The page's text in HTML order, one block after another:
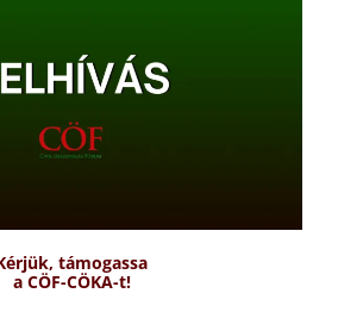
támogassa
a CÖF-CÖKA-t!